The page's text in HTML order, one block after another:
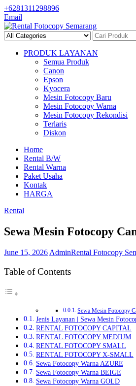
Skip
to
content
+6281311298896
Email
PRODUK LAYANAN
Semua Produk
Canon
Epson
Kyocera
Mesin Fotocopy Baru
Mesin Fotocopy Warna
Mesin Fotocopy Rekondisi
Terlaris
Diskon
Home
Rental B/W
Rental Warna
Paket Usaha
Kontak
HARGA
Rental
Sewa Mesin Fotocopy
June 15, 2026 AdminRental Fotocopy
Table of Contents
Sewa Mesin Fotocopy
Jenis Layanan | Sewa Mesin
RENTAL FOTOCOPY CAPITAL
RENTAL FOTOCOPY MEDIUM
RENTAL FOTOCOPY SMALL
RENTAL FOTOCOPY X-SMALL
Sewa Fotocopy Warna AZURE
Sewa Fotocopy Warna BEIGE
Sewa Fotocopy Warna GOLD